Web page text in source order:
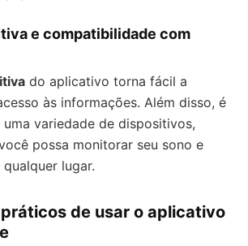
e compatibilidade com
do aplicativo torna fácil a
às informações. Além disso, é
variedade de dispositivos,
possa monitorar seu sono e
lugar.
de usar o aplicativo